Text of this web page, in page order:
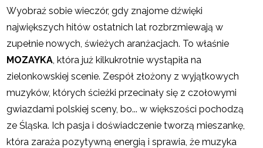
Wyobraź sobie wieczór, gdy znajome dźwięki
największych hitów ostatnich lat rozbrzmiewają w
zupełnie nowych, świeżych aranżacjach. To właśnie
MOZAYKA , która już kilkukrotnie wystąpiła na
zielonkowskiej scenie. Zespół złożony z wyjątkowych
muzyków, których ścieżki przecinały się z czołowymi
gwiazdami polskiej sceny, bo... w większości pochodzą
ze Śląska. Ich pasja i doświadczenie tworzą mieszankę,
która zaraża pozytywną energią i sprawia, że muzyka